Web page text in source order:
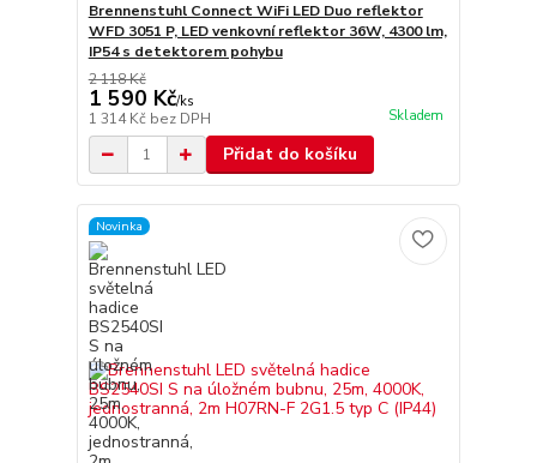
Brennenstuhl Connect WiFi LED Duo reflektor
WFD 3051 P, LED venkovní reflektor 36W, 4300 lm,
IP54 s detektorem pohybu
2 118 Kč
1 590 Kč/ks
1 314 Kč bez DPH Skladem
Přidat do košíku
Novinka